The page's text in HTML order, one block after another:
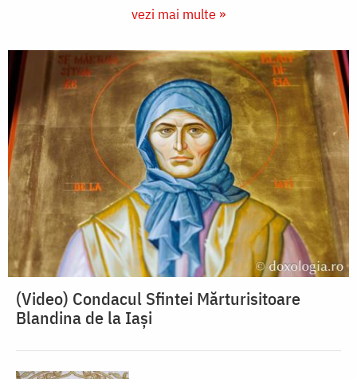
vezi mai multe »
(Video) Condacul Sfintei Mărturisitoare
Blandina de la Iași